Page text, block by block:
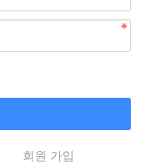
회원 가입